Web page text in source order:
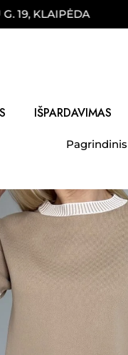
IŠPARDAVIMAS
Pagrindinis